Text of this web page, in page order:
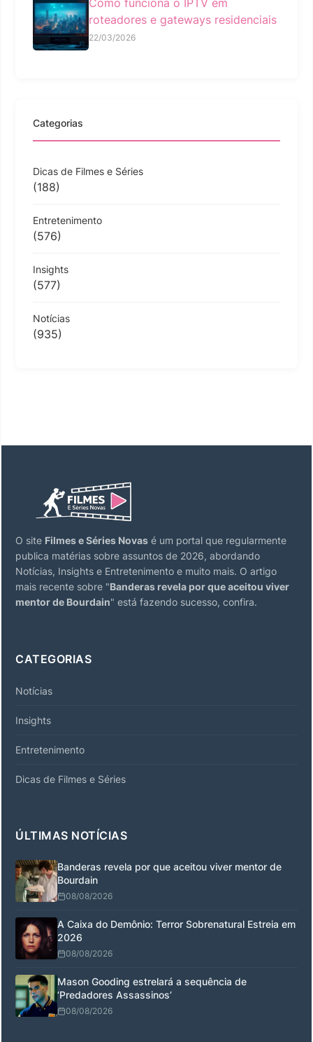
Como funciona o IPTV em
roteadores e gateways residenciais
22/03/2026
Categorias
Dicas de Filmes e Séries
(188)
Entretenimento
(576)
Insights
(577)
Notícias
(935)
O site Filmes e Séries Novas é um portal que regularmente
publica matérias sobre assuntos de 2026, abordando
Notícias, Insights e Entretenimento e muito mais. O artigo
mais recente sobre "Banderas revela por que aceitou viver
mentor de Bourdain" está fazendo sucesso, confira.
CATEGORIAS
Notícias
Insights
Entretenimento
Dicas de Filmes e Séries
ÚLTIMAS NOTÍCIAS
Banderas revela por que aceitou viver mentor de
Bourdain
08/08/2026
A Caixa do Demônio: Terror Sobrenatural Estreia em
2026
08/08/2026
Mason Gooding estrelará a sequência de
‘Predadores Assassinos’
08/08/2026